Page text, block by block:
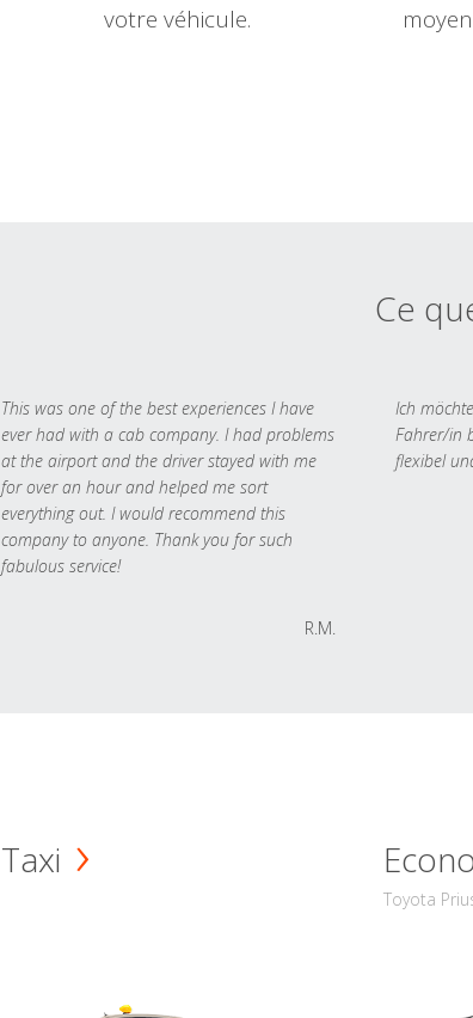
votre véhicule.
Ce
This was one of the best experiences I have
ever had with a cab company. I had problems
at the airport and the driver stayed with me
for over an hour and helped me sort
everything out. I would recommend this
company to anyone. Thank you for such
fabulous service!
R.M.
Ich
Fahrer/in
flexibel
Taxi
Toyota